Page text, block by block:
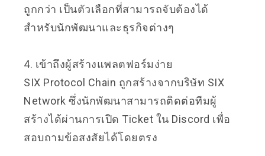
ถูกกว่า เป็นตัวเลือกที่สามารถจับต้องได้
สำหรับนักพัฒนาและธุรกิจต่างๆ
4. เข้าถึงผู้สร้างแพลตฟอร์มง่าย
SIX Protocol Chain ถูกสร้างจากบริษัท SIX
Network ซึ่งนักพัฒนาสามารถติดต่อทีมผู้
สร้างได้ผ่านการเปิด Ticket ใน Discord เพื่อ
สอบถามข้อสงสัยได้โดยตรง